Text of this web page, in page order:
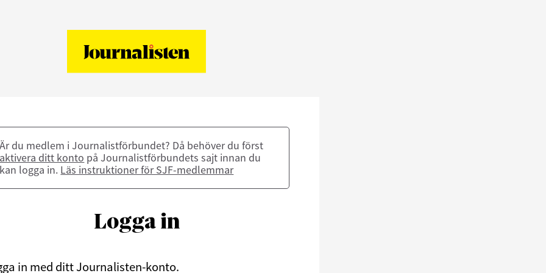
Är du medlem i Journalistförbundet? Då behöver du först
aktivera ditt konto på Journalistförbundets sajt innan du
kan logga in. Läs instruktioner för SJF-medlemmar
Logga in
in med ditt Journalisten-konto.